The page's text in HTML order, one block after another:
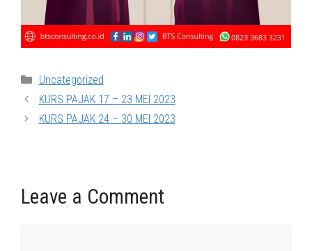
Categories
Uncategorized
KURS PAJAK 17 – 23 MEI 2023
KURS PAJAK 24 – 30 MEI 2023
Leave a Comment